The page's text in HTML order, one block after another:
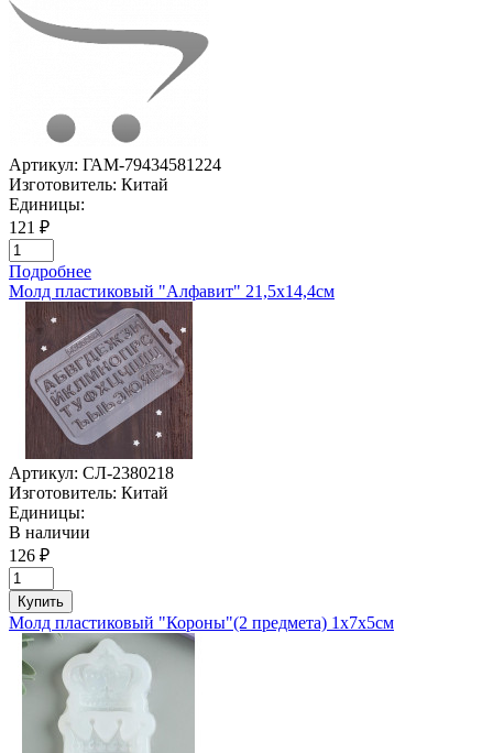
Артикул: ГАМ-79434581224
Изготовитель: Китай
Единицы:
121 ₽
Подробнее
Молд пластиковый "Алфавит" 21,5х14,4см
Артикул: СЛ-2380218
Изготовитель: Китай
Единицы:
В наличии
126 ₽
Купить
Молд пластиковый "Короны"(2 предмета) 1х7х5см